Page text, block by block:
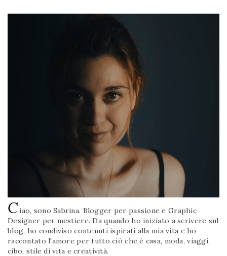
Ciao, sono Sabrina. Blogger per passione e Graphic
Designer per mestiere. Da quando ho iniziato a scrivere sul
blog, ho condiviso contenuti ispirati alla mia vita e ho
raccontato l'amore per tutto ciò che è casa, moda, viaggi,
cibo, stile di vita e creatività.